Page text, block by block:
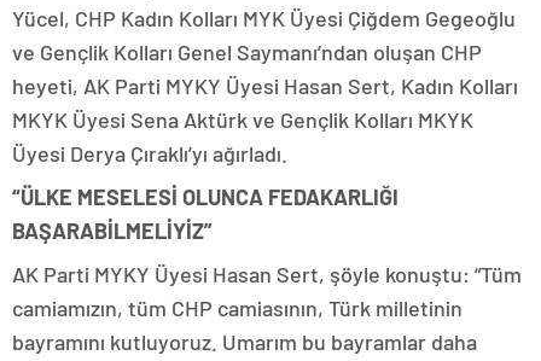
Yücel, CHP Kadın Kolları MYK Üyesi Çiğdem Gegeoğlu
ve Gençlik Kolları Genel Saymanı’ndan oluşan CHP
heyeti, AK Parti MYKY Üyesi Hasan Sert, Kadın Kolları
MKYK Üyesi Sena Aktürk ve Gençlik Kolları MKYK
Üyesi Derya Çıraklı’yı ağırladı.
“ÜLKE MESELESİ OLUNCA FEDAKARLIĞI
BAŞARABİLMELİYİZ”
AK Parti MYKY Üyesi Hasan Sert, şöyle konuştu: “Tüm
camiamızın, tüm CHP camiasının, Türk milletinin
bayramını kutluyoruz. Umarım bu bayramlar daha